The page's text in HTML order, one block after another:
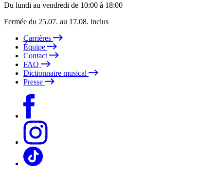
Du lundi au vendredi de 10:00 à 18:00
Fermée du 25.07. au 17.08. inclus
Carrières
Équipe
Contact
FAQ
Dictionnaire musical
Presse